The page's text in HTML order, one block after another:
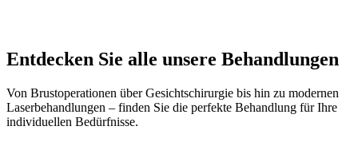
Entdecken Sie alle unsere Behandlungen
Von Brustoperationen über Gesichtschirurgie bis hin zu modernen
Laserbehandlungen – finden Sie die perfekte Behandlung für Ihre
individuellen Bedürfnisse.